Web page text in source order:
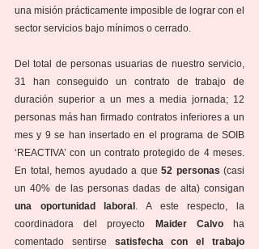
una misión prácticamente imposible de lograr con el
sector servicios bajo mínimos o cerrado.
Del total de personas usuarias de nuestro servicio,
31 han conseguido un contrato de trabajo de
duración superior a un mes a media jornada; 12
personas más han firmado contratos inferiores a un
mes y 9 se han insertado en el programa de SOIB
‘REACTIVA’ con un contrato protegido de 4 meses.
En total, hemos ayudado a que 52 personas (casi
una oportunidad laboral . A este respecto, la
coordinadora del proyecto
Maider Calvo ha
comentado sentirse satisfecha con el trabajo